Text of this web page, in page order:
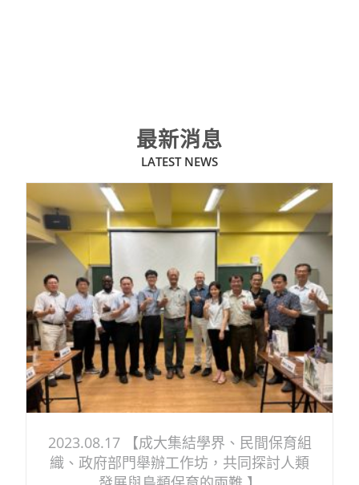
最新消息
LATEST NEWS​
2023.08.17 【成大集結學界、民間保育組
織、政府部門舉辦工作坊，共同探討人類